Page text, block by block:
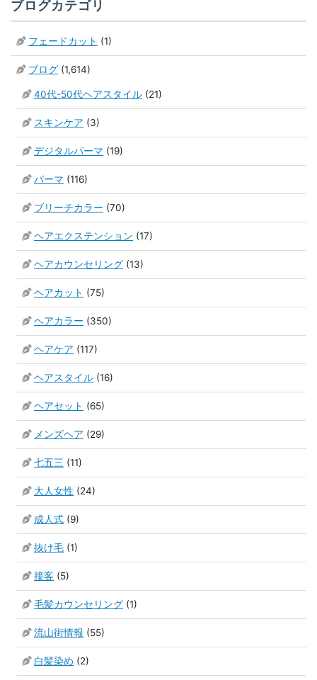
ブログカテゴリ
フェードカット (1)
ブログ (1,614)
40代-50代ヘアスタイル (21)
スキンケア (3)
デジタルパーマ (19)
パーマ (116)
ブリーチカラー (70)
ヘアエクステンション (17)
ヘアカウンセリング (13)
ヘアカット (75)
ヘアカラー (350)
ヘアケア (117)
ヘアスタイル (16)
ヘアセット (65)
メンズヘア (29)
七五三 (11)
大人女性 (24)
成人式 (9)
抜け毛 (1)
接客 (5)
毛髪カウンセリング (1)
流山街情報 (55)
白髪染め (2)